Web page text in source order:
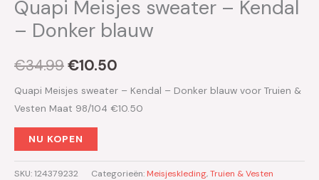
Quapi Meisjes sweater – Kendal
– Donker blauw
€34.99€10.50
Quapi Meisjes sweater – Kendal – Donker blauw voor Truien &
Vesten Maat 98/104 €10.50
NU KOPEN
SKU:124379232 Categorieën: Meisjeskleding,Truien & Vesten